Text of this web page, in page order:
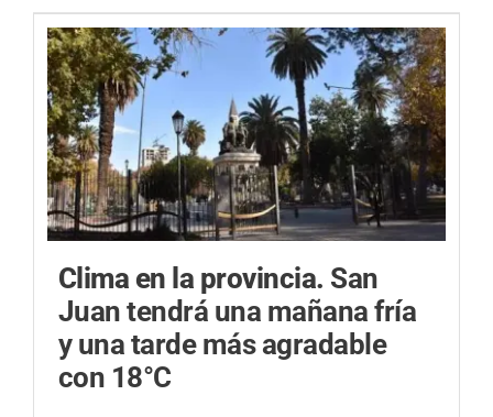
Clima en la provincia. San
Juan tendrá una mañana fría
y una tarde más agradable
con 18°C